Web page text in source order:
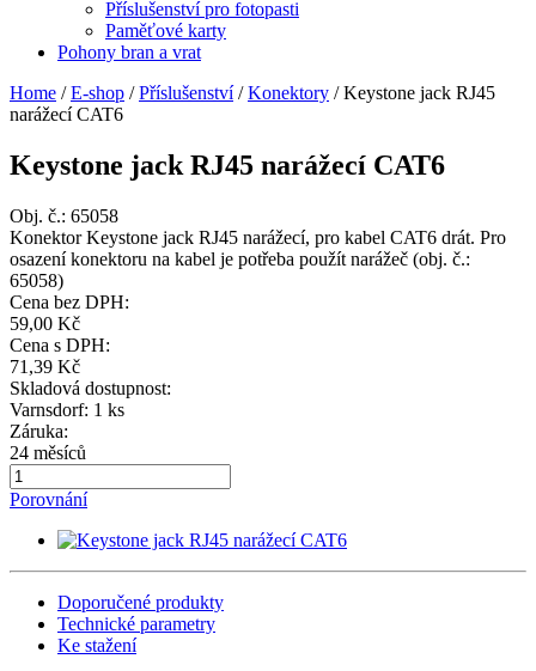
Příslušenství pro fotopasti
Paměťové karty
Pohony bran a vrat
Home / E-shop / Příslušenství / Konektory /Keystone jack RJ45
narážecí CAT6
Keystone jack RJ45 narážecí CAT6
Obj. č.: 65058
Konektor Keystone jack RJ45 narážecí, pro kabel CAT6 drát. Pro
osazení konektoru na kabel je potřeba použít narážeč (obj. č.:
65058)
Cena bez DPH:
59,00 Kč
Cena s DPH:
71,39 Kč
Skladová dostupnost:
Varnsdorf: 1 ks
Záruka:
24 měsíců
Porovnání
Doporučené produkty
Technické parametry
Ke stažení